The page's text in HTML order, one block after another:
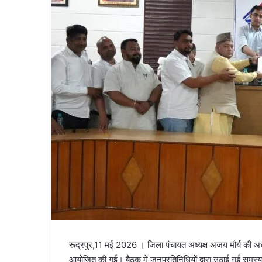
a
i
l
रूद्रपुर,11 मई 2026 । जिला पंचायत अध्यक्ष अजय मौर्य की
आयोजित की गई। बैठक में जनप्रतिनिधियों द्वारा उठाई गई